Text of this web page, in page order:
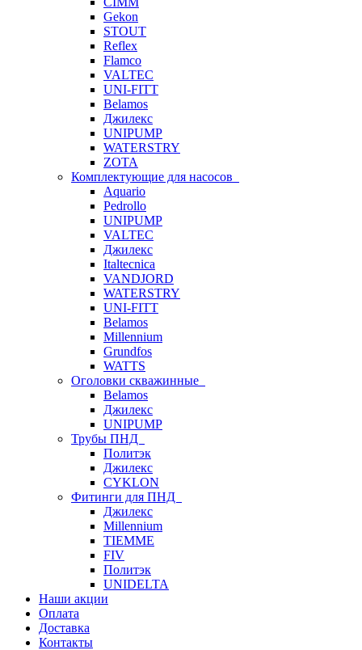
Gekon
STOUT
Reflex
Flamco
VALTEC
UNI-FITT
Belamos
Джилекс
UNIPUMP
WATERSTRY
ZOTA
Комплектующие для насосов
Aquario
Pedrollo
UNIPUMP
VALTEC
Джилекс
Italtecnica
VANDJORD
WATERSTRY
UNI-FITT
Belamos
Millennium
Grundfos
WATTS
Оголовки скважинные
Belamos
Джилекс
UNIPUMP
Трубы ПНД
Политэк
Джилекс
CYKLON
Фитинги для ПНД
Джилекс
Millennium
TIEMME
FIV
Политэк
UNIDELTA
Наши акции
Оплата
Доставка
Контакты